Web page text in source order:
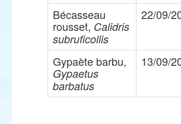
Bécasseau
rousset, Calidris
subruficollis
22/09/
Gypaète barbu,
Gypaetus
barbatus
13/09/